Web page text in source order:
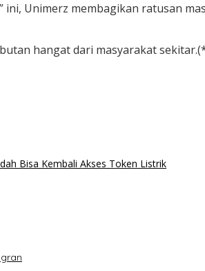
ini, Unimerz membagikan ratusan
hangat dari masyarakat
Bisa Kembali Akses Token Listrik